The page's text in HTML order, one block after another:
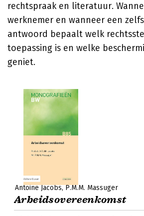
rechtspraak en literatuur.
werknemer en wanneer een
antwoord bepaalt welk
toepassing is en welke
geniet.
Antoine Jacobs P.M.M. Massuger
Arbeidsovereenkomst